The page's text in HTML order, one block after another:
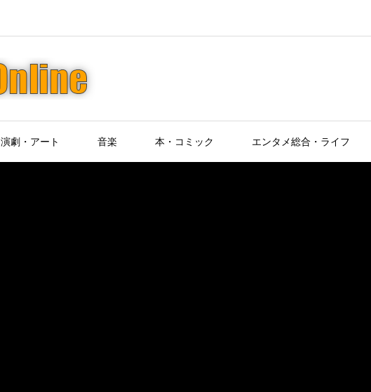
演劇・アート 音楽 本・コミック エンタメ総合・ライフ